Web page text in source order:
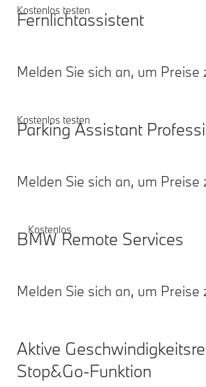
Kostenlos testen
Fernlichtassistent
Melden Sie sich an, um Preise
Kostenlos testen
Parking Assistant
Melden Sie sich an, um Preise
Kostenlos
BMW Remote Services
Melden Sie sich an, um Preise
Aktive
Stop&Go-Funktion